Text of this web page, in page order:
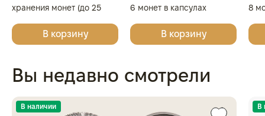
хранения монет (до 25
капсул)
В корзину
6 монет в капсулах
(диаметр 46 мм), тёмно-
В корзину
8
Вы недавно смотрели
В наличии В